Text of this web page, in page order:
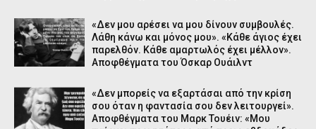
«Δεν μου αρέσει να μου δίνουν συμβουλές.
Λάθη κάνω και μόνος μου». «Κάθε άγιος έχει
παρελθόν. Κάθε αμαρτωλός έχει μέλλον».
Αποφθέγματα του Όσκαρ Ουάιλντ
«Δεν μπορείς να εξαρτάσαι από την κρίση
σου όταν η φαντασία σου δεν λειτουργεί».
Αποφθέγματα του Μαρκ Τουέιν: «Μου